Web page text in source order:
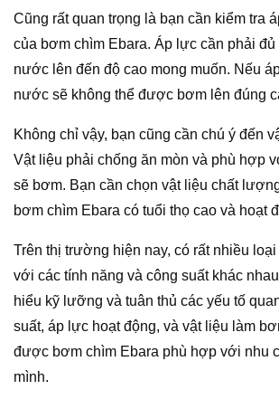
Cũng rất quan trọng là bạn cần kiểm tra
của bơm chìm Ebara. Áp lực cần phải
nước lên đến độ cao mong muốn. Nếu
nước sẽ không thể được bơm lên đúng
Không chỉ vậy, bạn cũng cần chú ý đến
Vật liệu phải chống ăn mòn và phù hợp
sẽ bơm. Bạn cần chọn vật liệu chất
bơm chìm Ebara có tuổi thọ cao và hoạt
Trên thị trường hiện nay, có rất nhiều
với các tính năng và công suất khác
hiểu kỹ lưỡng và tuân thủ các yếu tố
suất, áp lực hoạt động, và vật liệu làm
được bơm chìm Ebara phù hợp với nhu
mình.